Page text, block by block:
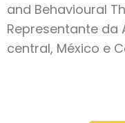
and Behavioural
Representante da
central, México e